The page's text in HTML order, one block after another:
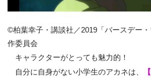
©柏葉幸子・講談社／2019「バースデー
作委員会
キャラクターがとっても魅力的！
自分に自身がない小学生のアカネは、